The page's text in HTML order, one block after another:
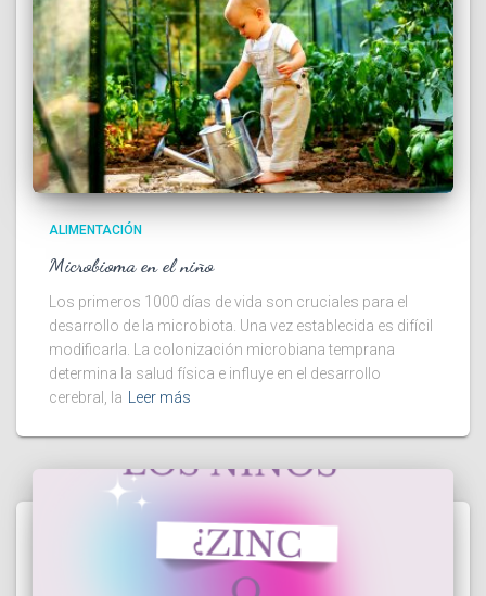
ALIMENTACIÓN
Microbioma en el niño
Los primeros 1000 días de vida son cruciales para el
desarrollo de la microbiota. Una vez establecida es difícil
modificarla. La colonización microbiana temprana
determina la salud física e influye en el desarrollo
cerebral, la Leer más